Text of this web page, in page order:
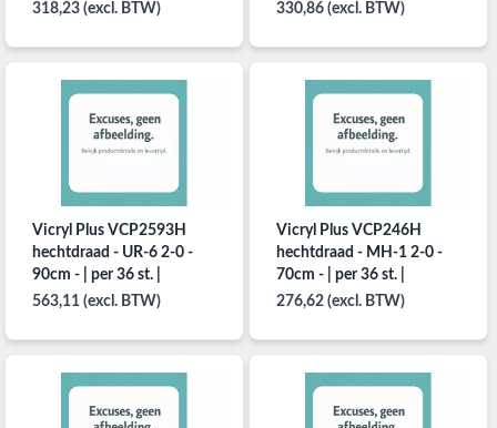
318,23 (excl. BTW)
330,86 (excl. BTW)
Vicryl Plus VCP2593H
hechtdraad - UR-6 2-0 -
90cm - | per 36 st. |
563,11 (excl. BTW)
Vicryl Plus VCP246H
hechtdraad - MH-1 2-0 -
70cm - | per 36 st. |
276,62 (excl. BTW)